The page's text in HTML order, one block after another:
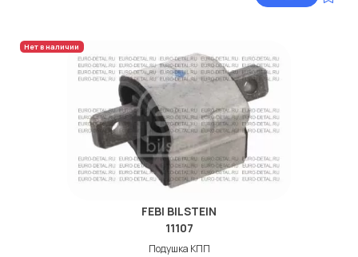
Нет в наличии
FEBI BILSTEIN
11107
Подушка КПП